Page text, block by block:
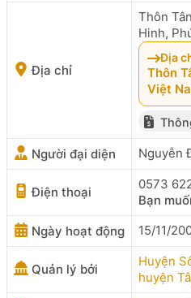
Địa chỉ
Thôn
Hinh,
Địa
Thôn
Việt
Người đại diện Nguyễn
Điện thoại
0573
Bạn
Ngày hoạt động
15/11/
Quản lý bởi
Huyện
huyện